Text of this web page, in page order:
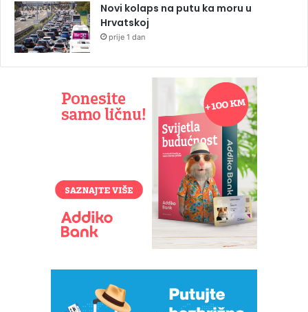
Novi kolaps na putu ka moru u
Hrvatskoj
prije 1 dan